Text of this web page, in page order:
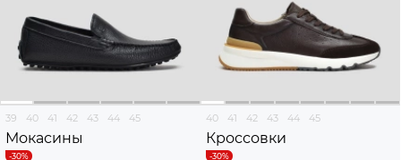
39 40 41 42 43 44 45
Мокасины
40 41 42 43 44 45
Кроссовки